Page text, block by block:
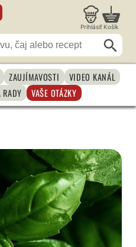
Prihlásiť Košík
ZAUJÍMAVOSTI
VIDEO KANÁL
RADY
VAŠE OTÁZKY